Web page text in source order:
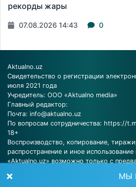
рекорды жары
07.08.2026 14:43 0
Aktualno.uz
Свидетельство о регистрации
июля 2021 года
Учредитель: ООО «Aktualno media»
Главный редактор:
Почта: info@aktualno.uz
По вопросам сотрудничества: https://
18+
Воспроизводство, копирование,
распространение и иное
«Aktualno.uz» возможно только с
МЫ